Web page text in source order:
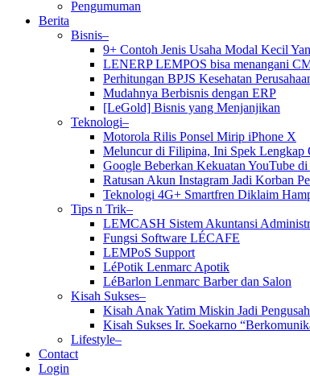
Pengumuman
Berita
Bisnis–
9+ Contoh Jenis Usaha Modal Kecil
LENERP LEMPOS bisa menangani
Perhitungan BPJS Kesehatan
Mudahnya Berbisnis dengan ERP
[LeGold] Bisnis yang Menjanjikan
Teknologi–
Motorola Rilis Ponsel Mirip iPhone X
Meluncur di Filipina, Ini Spek Lengkap
Google Beberkan Kekuatan YouTube di
Ratusan Akun Instagram Jadi Korban
Teknologi 4G+ Smartfren Diklaim
Tips n Trik–
LEMCASH Sistem Akuntansi
Fungsi Software LÉCAFE
LEMPoS Support
LéPotik Lenmarc Apotik
LéBarlon Lenmarc Barber dan Salon
Kisah Sukses–
Kisah Anak Yatim Miskin Jadi
Kisah Sukses Ir. Soekarno
Lifestyle–
Contact
Login